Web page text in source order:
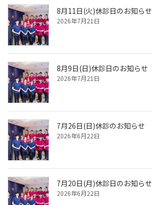
8月11日(火)休診日のお知らせ
2026年7月21日
8月9日(日)休診日のお知らせ
2026年7月21日
7月26日(日)休診のお知らせ
2026年6月22日
7月20日(月)休診日のお知らせ
2026年6月22日